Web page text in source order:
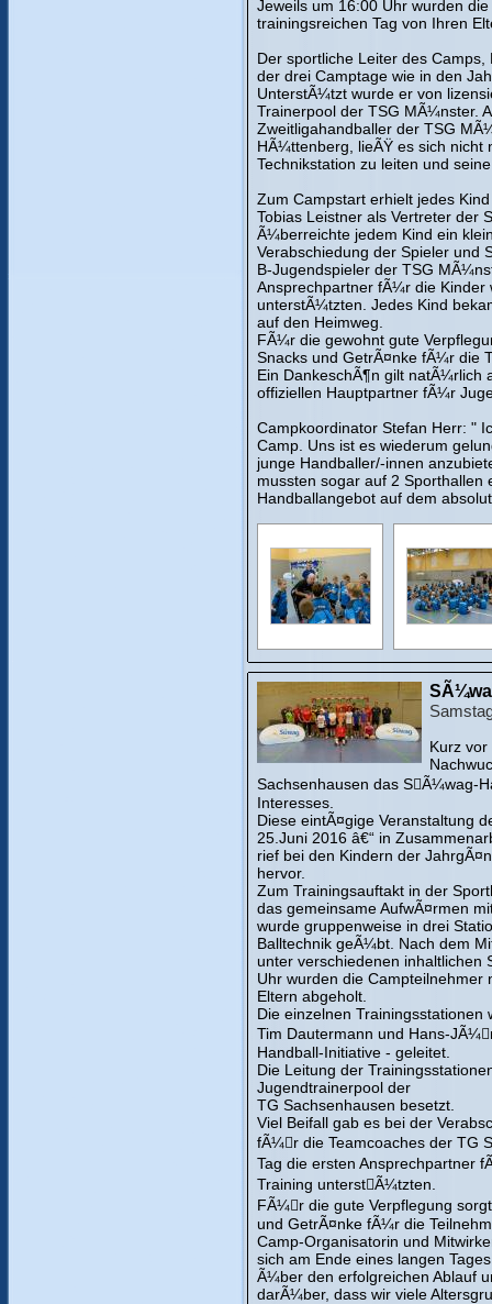
Jeweils um 16:00 Uhr wurden
trainingsreichen Tag von Ihren
Der sportliche Leiter des
der drei Camptage wie in den
UnterstÃ¼tzt wurde er von
Trainerpool der TSG MÃ¼nster.
Zweitligahandballer der TSG
HÃ¼ttenberg, lieÃŸ es sich nicht
Technikstation zu leiten und
Zum Campstart erhielt jedes
Tobias Leistner als Vertreter der
Ã¼berreichte jedem Kind ein
Verabschiedung der Spieler und
B-Jugendspieler der TSG
Ansprechpartner fÃ¼r die Kinder
unterstÃ¼tzten. Jedes Kind
auf den Heimweg.
FÃ¼r die gewohnt gute
Snacks und GetrÃ¤nke fÃ¼r die
Ein DankeschÃ¶n gilt natÃ¼rlich
offiziellen Hauptpartner fÃ¼r
Campkoordinator Stefan Herr: "
Camp. Uns ist es wiederum
junge Handballer/-innen
mussten sogar auf 2 Sporthallen
Handballangebot auf dem
Kurz
Sachsenhausen das S􏰀Ã¼wag-
Interesses.
Diese eintÃ¤gige Veranstaltung
25.Juni 2016 â€“ in
rief bei den Kindern der
hervor.
Zum Trainingsauftakt in der
das gemeinsame AufwÃ¤rmen
wurde gruppenweise in drei
Balltechnik geÃ¼bt. Nach dem
unter verschiedenen inhaltlichen
Uhr wurden die Campteilnehmer
Eltern abgeholt.
Die einzelnen Trainingsstationen
Tim Dautermann und Hans-
Handball-Initiative - geleitet.
Die Leitung der
Jugendtrainerpool der
TG Sachsenhausen besetzt.
Viel Beifall gab es bei der
fÃ¼􏰀r die Teamcoaches der TG
Tag die ersten Ansprechpartner
Training unterst􏰀Ã¼tzten.
FÃ¼􏰀r die gute Verpflegung
und GetrÃ¤nke fÃ¼r die
Camp-Organisatorin und
sich am Ende eines langen
Ã¼ber den erfolgreichen Ablauf
darÃ¼ber, dass wir viele